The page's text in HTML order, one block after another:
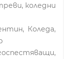
коледни
Коледа,